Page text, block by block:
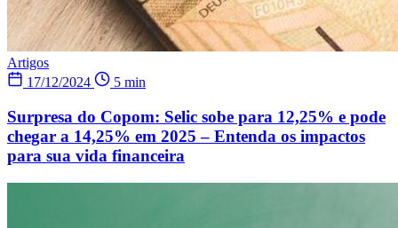
Artigos
17/12/2024
5 min
Surpresa do Copom: Selic sobe para 12,25% e pode
chegar a 14,25% em 2025 – Entenda os impactos
para sua vida financeira